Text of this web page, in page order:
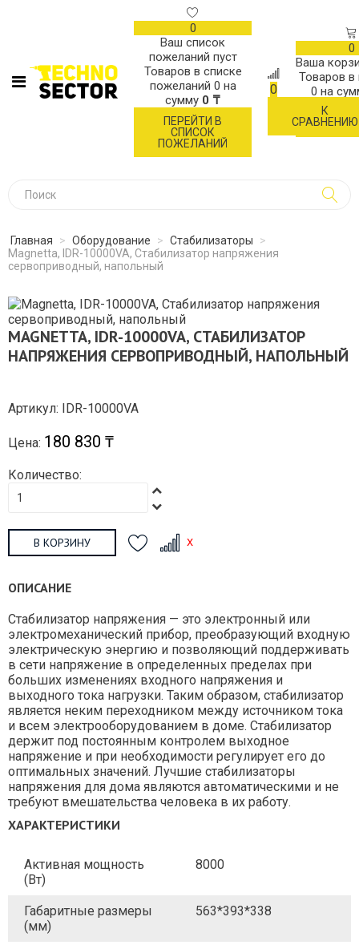
0
Ваш список
пожеланий пуст
Товаров в списке
пожеланий 0 на
сумму 0 ₸
ПЕРЕЙТИ В
СПИСОК
ПОЖЕЛАНИЙ
0
К
СРАВНЕНИЮ
0
Ваша
Товаров в
0 на
Главная > Оборудование > Стабилизаторы
>
Magnetta, IDR-10000VA, Стабилизатор напряжения
сервоприводный, напольный
MAGNETTA, IDR-10000VA, СТАБИЛИЗАТОР
НАПРЯЖЕНИЯ СЕРВОПРИВОДНЫЙ, НАПОЛЬНЫЙ
Артикул: IDR-10000VA
Цена: 180 830 ₸
Количество:
В КОРЗИНУ
ОПИСАНИЕ
Стабилизатор напряжения — это электронный или
электромеханический прибор, преобразующий входную
электрическую энергию и позволяющий поддерживать
в сети напряжение в определенных пределах при
больших изменениях входного напряжения и
выходного тока нагрузки. Таким образом, стабилизатор
является неким переходником между источником тока
и всем электрооборудованием в доме. Стабилизатор
держит под постоянным контролем выходное
напряжение и при необходимости регулирует его до
оптимальных значений. Лучшие стабилизаторы
напряжения для дома являются автоматическими и не
требуют вмешательства человека в их работу.
ХАРАКТЕРИСТИКИ
Активная мощность
(Вт)
8000
Габаритные размеры
(мм)
563*393*338